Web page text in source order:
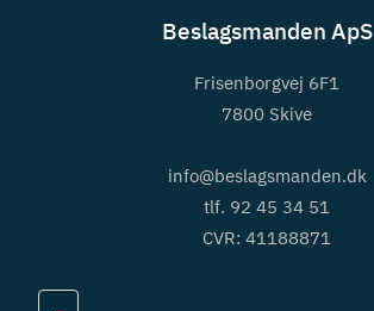
Beslagsmanden ApS
Frisenborgvej 6F1
7800 Skive
info@beslagsmanden.dk
tlf. 92 45 34 51
CVR: 41188871